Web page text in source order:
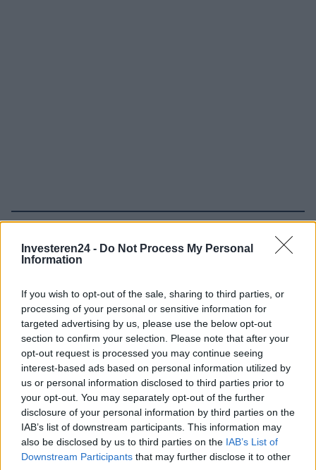
Investeren24 - Do Not Process My Personal
Information
If you wish to opt-out of the sale, sharing to third parties, or
processing of your personal or sensitive information for
targeted advertising by us, please use the below opt-out
section to confirm your selection. Please note that after your
opt-out request is processed you may continue seeing
interest-based ads based on personal information utilized by
us or personal information disclosed to third parties prior to
your opt-out. You may separately opt-out of the further
disclosure of your personal information by third parties on the
IAB’s list of downstream participants. This information may
also be disclosed by us to third parties on the IAB’s List of
Downstream Participants that may further disclose it to other
Verder lezen